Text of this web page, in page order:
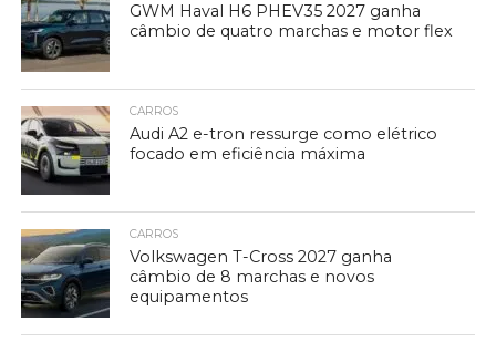
GWM Haval H6 PHEV35 2027 ganha
câmbio de quatro marchas e motor flex
CARROS
Audi A2 e-tron ressurge como elétrico
focado em eficiência máxima
CARROS
Volkswagen T-Cross 2027 ganha
câmbio de 8 marchas e novos
equipamentos